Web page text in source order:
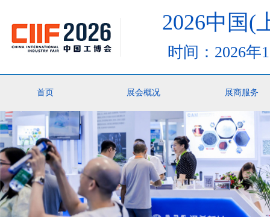
2026中国(
时间：2026
首页 展会概况 展商服务